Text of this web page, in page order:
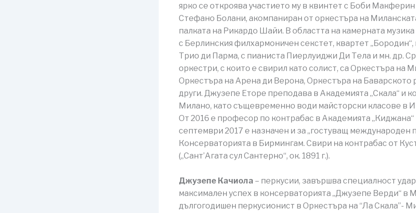
ярко се откроява участието му в квинтет с Боби Макферин
Стефано Болани, акомпаниран от оркестъра на
палката на Рикардо Шайи. В областта на камерната
с Берлинския филхармоничен секстет, квартет „Бородин“,
Трио ди Парма, с пианиста Пиерлуиджи Ди Тела и мн. др.
оркестри, с които е свирил като солист, са Оркестъра на
Оркестъра на Арена ди Верона, Оркестъра на Баварското
други. Джузепе Еторе преподава в Академията „Скала“ и
Милано, като същевременно води майсторски класове в
От 2016 е професор по контрабас в Академията
септември 2017 е назначен и за „гостуващ международен
Консерваторията в Бирмингам. Свири на контрабас от
(„Сант’Агата сул Сантерно“, ок. 1891 г.).
Джузепе Качиола – перкусии, завършва специалност
максимален успех в консерваторията „Джузепе Верди“ в
дългогодишен перкусионист в Оркестъра на “Ла Скала”-